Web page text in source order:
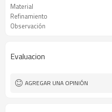
Material
Refinamiento
Observación
Evaluacion
AGREGAR UNA OPINIÓN